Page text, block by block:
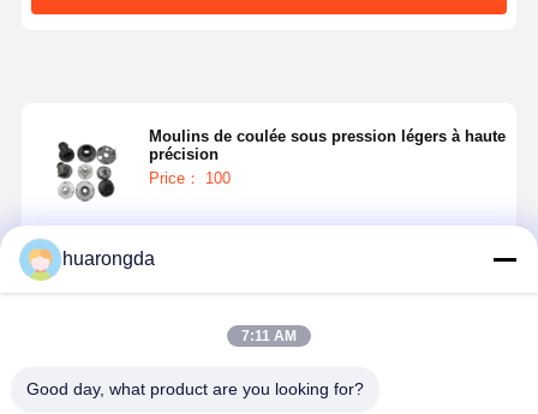
Moulins de coulée sous pression légers à haute
précision
Price： 100
Produits Recommandés
huarongda
7:11 AM
Good day, what product are you looking for?